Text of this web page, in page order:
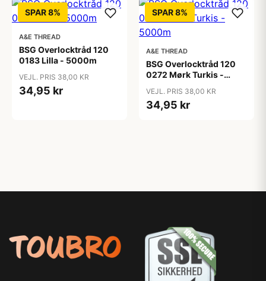
SPAR 8%
A&E THREAD
BSG Overlocktråd 120
0183 Lilla - 5000m
VEJL. PRIS 38,00 KR
34,95 kr
SPAR 8%
A&E THREAD
BSG Overlocktråd 120
0272 Mørk Turkis -
VEJL. PRIS 38,00 KR
34,95 kr